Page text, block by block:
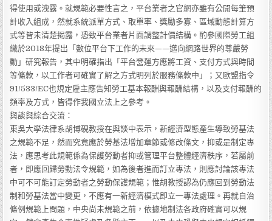
得使用或洩露。就規範必要性言之，平台業者之官網亦雖有公開每筆預
計收入組成，然就系統派單方式、取單率、獎勵多寡、區域動態計算方
式等皆未清楚揭露，恐致平台業者片面調整計價結構。酌參國際勞工組
織於2018年提出「數位平台下工作的未來——邁向網路世界的尊嚴勞
動」研究報告，其中明確指出「平台營運方應將工資、支付方式與時間
等條款，以工作者可確實了解之方式明列於服務條款中」；又歐盟指令
91/533/EC也規定雇主應告知勞工基本報酬與報酬結構，以及支付報酬的
頻率及方式，皆得作我國立法上之參考。
與談與綜合交流：
東吳大學法律系胡博硯教授在與談中表示，新經濟型態產生導致勞基法
之規範不足，然而究竟應於勞基法增加章節或修改條文，抑或是制定專
法，應思考此規範係為保護勞動者抑或管理平台整體經濟秩序，若屬前
者，即應回歸勞動法令規範，如為後者進而訂立專法，則應討論該專法
中可不可能訂定勞動者之勞動保護規範；惟胡教授認為仍應回到勞動法
制和勞基法當中變更，不應有一新經濟模式即立一專法處理。再就自治
條例規範上問題，中央尚未規範之前，依據地制法各政府確實可以規